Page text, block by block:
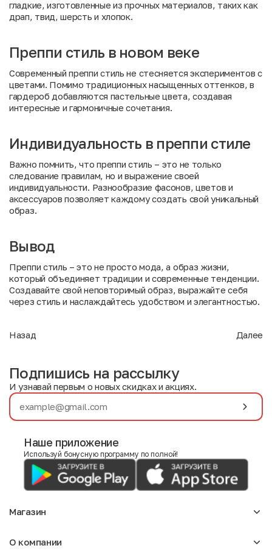
гладкие, изготовленные из прочных материалов, таких как
драп, твид, шерсть и хлопок.
Преппи стиль в новом веке
Современный преппи стиль не стесняется экспериментов с
цветами. Помимо традиционных насыщенных оттенков, в
гардероб добавляются пастельные цвета, создавая
интересные и гармоничные сочетания.
Индивидуальность в преппи стиле
Важно помнить, что преппи стиль – это не только
следование правилам, но и выражение своей
индивидуальности. Разнообразие фасонов, цветов и
аксессуаров позволяет каждому создать свой уникальный
образ.
Вывод
Преппи стиль – это не просто мода, а образ жизни,
который объединяет традиции и современные тенденции.
Создавайте свой неповторимый образ, выражайте себя
через стиль и наслаждайтесь удобством и элегантностью.
Назад Далее
Подпишись на рассылку
И узнавай первым о новых скидках и акциях.
Наше приложение
Используй бонусную программу по полной!
Магазин
Для девочек
О компании